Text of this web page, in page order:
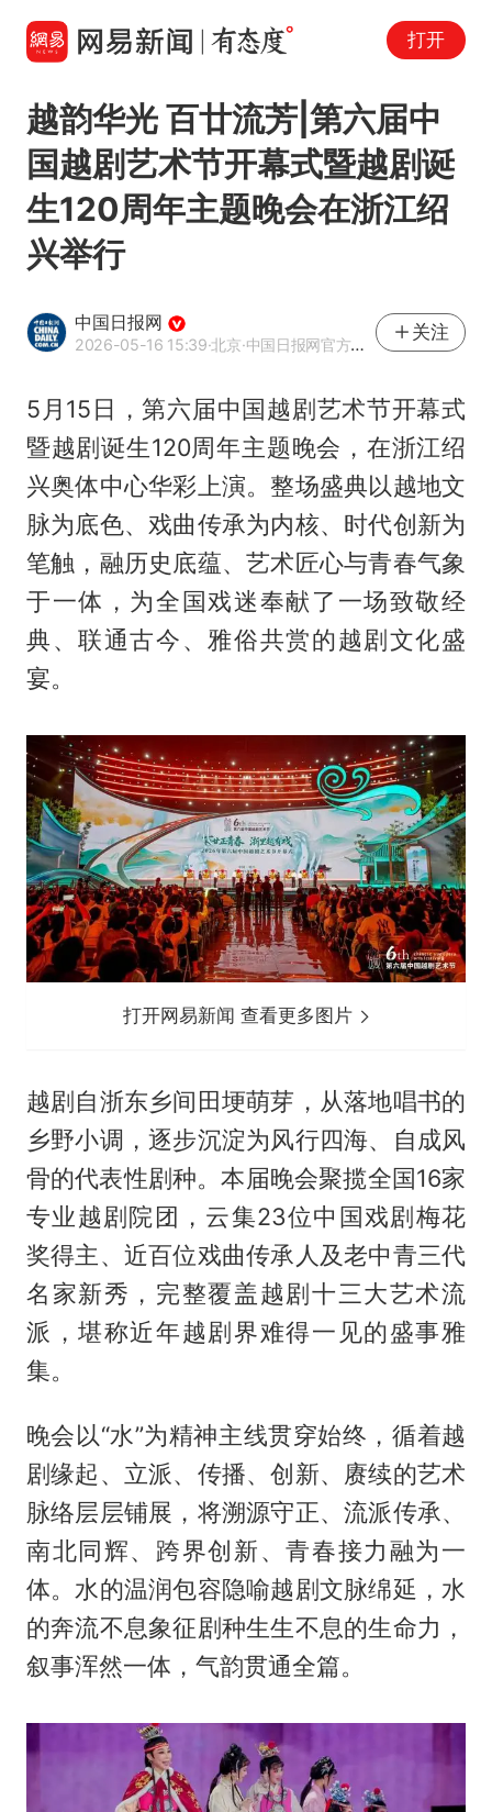
打开
越韵华光 百廿流芳|第六届中
国越剧艺术节开幕式暨越剧诞
生120周年主题晚会在浙江绍
兴举行
中国日报网
2026-05-16 15:39·北京·中国日报网官方网易号
关注
5月15日，第六届中国越剧艺术节开幕式
暨越剧诞生120周年主题晚会，在浙江绍
兴奥体中心华彩上演。整场盛典以越地文
脉为底色、戏曲传承为内核、时代创新为
笔触，融历史底蕴、艺术匠心与青春气象
于一体，为全国戏迷奉献了一场致敬经
典、联通古今、雅俗共赏的越剧文化盛
宴。
打开网易新闻 查看更多图片
越剧自浙东乡间田埂萌芽，从落地唱书的
乡野小调，逐步沉淀为风行四海、自成风
骨的代表性剧种。本届晚会聚揽全国16家
专业越剧院团，云集23位中国戏剧梅花
奖得主、近百位戏曲传承人及老中青三代
名家新秀，完整覆盖越剧十三大艺术流
派，堪称近年越剧界难得一见的盛事雅
集。
晚会以“水”为精神主线贯穿始终，循着越
剧缘起、立派、传播、创新、赓续的艺术
脉络层层铺展，将溯源守正、流派传承、
南北同辉、跨界创新、青春接力融为一
体。水的温润包容隐喻越剧文脉绵延，水
的奔流不息象征剧种生生不息的生命力，
叙事浑然一体，气韵贯通全篇。